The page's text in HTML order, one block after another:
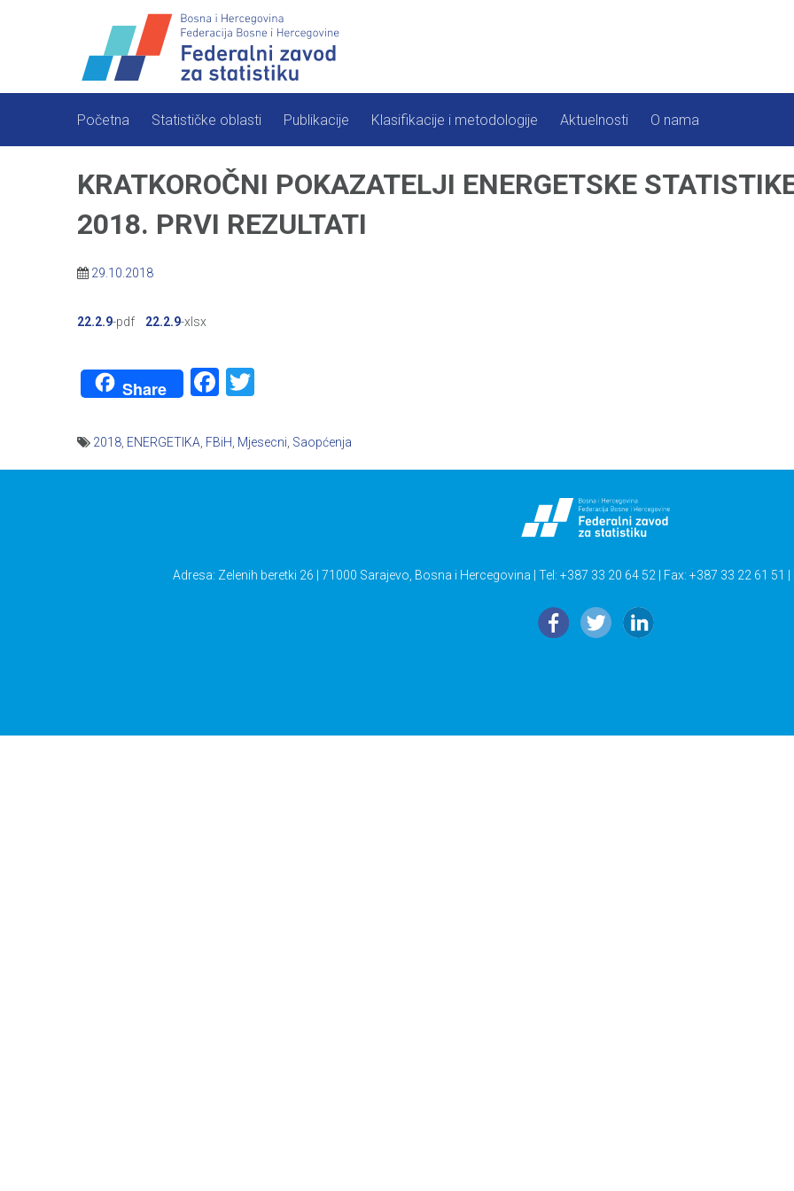
Početna Statističke oblasti Publikacije Klasifikacije i metodologije Aktuelnosti O nama
KRATKOROČNI POKAZATELJI ENERGETSKE
2018. PRVI REZULTATI
29.10.2018
22.2.9-pdf 22.2.9-xlsx
Share Facebook
2018 ENERGETIKA FBiH Mjesecni Saopćenja
Adresa: Zelenih beretki 26 | 71000 Sarajevo, Bosna i Hercegovina | Tel: +387 33 20 64 52 | Fax: +387 33 22 61 51 |